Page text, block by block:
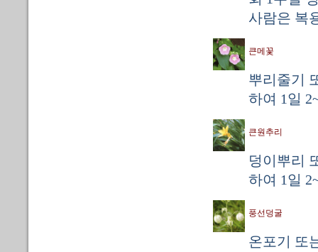
사람은 복
큰메꽃
뿌리줄기
하여 1일
큰원추리
덩이뿌리
하여 1일
풍선덩굴
온포기 또